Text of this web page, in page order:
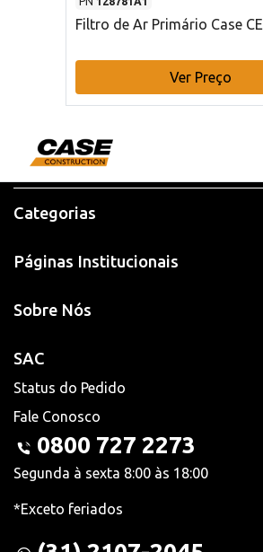
Filtro de Ar Primário Case CE
Ver Preço
Categorias
Páginas Institucionais
Sobre Nós
SAC
Status do Pedido
Fale Conosco
0800 727 2273
Segunda à sexta 8:00 às 18:00
*Exceto feriados